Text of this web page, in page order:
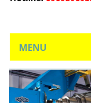
MENU